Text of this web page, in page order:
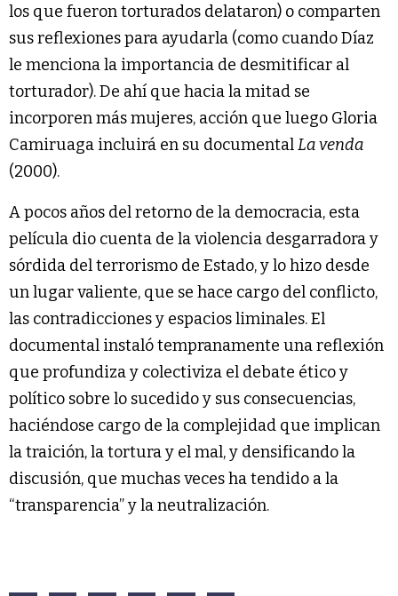
los que fueron torturados delataron) o comparten
sus reflexiones para ayudarla (como cuando Díaz
le menciona la importancia de desmitificar al
torturador). De ahí que hacia la mitad se
incorporen más mujeres, acción que luego Gloria
Camiruaga incluirá en su documentalLa venda
(2000).
A pocos años del retorno de la democracia, esta
película dio cuenta de la violencia desgarradora y
sórdida del terrorismo de Estado, y lo hizo desde
un lugar valiente, que se hace cargo del conflicto,
las contradicciones y espacios liminales. El
documental instaló tempranamente una reflexión
que profundiza y colectiviza el debate ético y
político sobre lo sucedido y sus consecuencias,
haciéndose cargo de la complejidad que implican
la traición, la tortura y el mal, y densificando la
discusión, que muchas veces ha tendido a la
“transparencia” y la neutralización.